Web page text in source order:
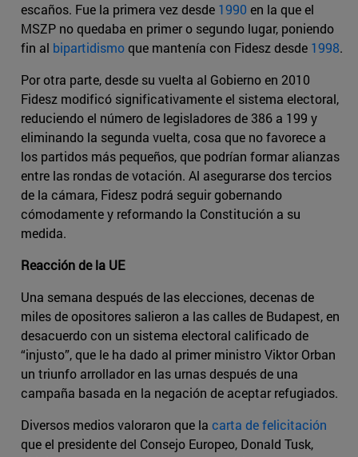
escaños. Fue la primera vez desde 1990 en la que el
MSZP no quedaba en primer o segundo lugar, poniendo
fin al bipartidismoque mantenía con Fidesz desde 1998.
Por otra parte, desde su vuelta al Gobierno en 2010
Fidesz modificó significativamente el sistema electoral,
reduciendo el número de legisladores de 386 a 199 y
eliminando la segunda vuelta, cosa que no favorece a
los partidos más pequeños, que podrían formar alianzas
entre las rondas de votación. Al asegurarse dos tercios
de la cámara, Fidesz podrá seguir gobernando
cómodamente y reformando la Constitución a su
medida.
Reacción de la UE
Una semana después de las elecciones, decenas de
miles de opositores salieron a las calles de Budapest, en
desacuerdo con un sistema electoral calificado de
“injusto”, que le ha dado al primer ministro Viktor Orban
un triunfo arrollador en las urnas después de una
campaña basada en la negación de aceptar refugiados.
Diversos medios valoraron que la carta de felicitación
que el presidente del Consejo Europeo, Donald Tusk,